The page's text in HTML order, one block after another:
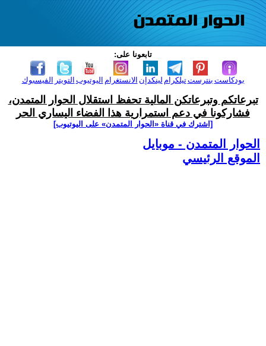
تابعونا على:
الفيسبوك التويتر اليوتيوب الانستغرام لينكدإن تيلكرامبنترست بودكاست
تبرعاتكم وتبرعاتكن المالية تحفظ استقلال الحوار المتمدن،
فشاركونا في دعم استمرارية هذا الفضاء اليساري الحر
[اشترك في قناة ‫«الحوار المتمدن» على اليوتيوب]
الحوار المتمدن - موبايل
الموقع الرئيسي